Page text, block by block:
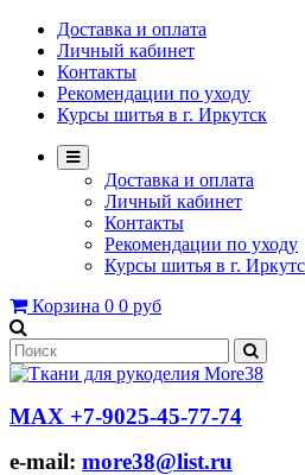
Доставка и оплата
Личный кабинет
Контакты
Рекомендации по уходу
Курсы шитья в г. Иркутск
Доставка и оплата
Личный кабинет
Контакты
Рекомендации по уходу
Курсы шитья в г.
Корзина 0 0 руб
МАХ +7-9025-45-77-74
e-mail: more38@list.ru